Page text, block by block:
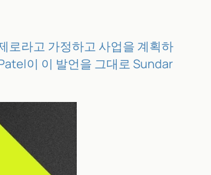
로라고 가정하고 사업을 계획하
이 이 발언을 그대로 Sundar